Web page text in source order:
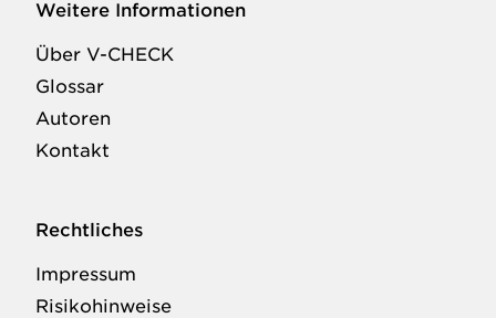
Weitere Informationen
Über V-CHECK
Glossar
Autoren
Kontakt
Rechtliches
Impressum
Risikohinweise